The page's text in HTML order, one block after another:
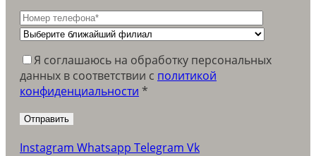
Я соглашаюсь на обработку персональных
данных в соответствии c политикой
конфиденциальности *
Instagram Whatsapp Telegram Vk